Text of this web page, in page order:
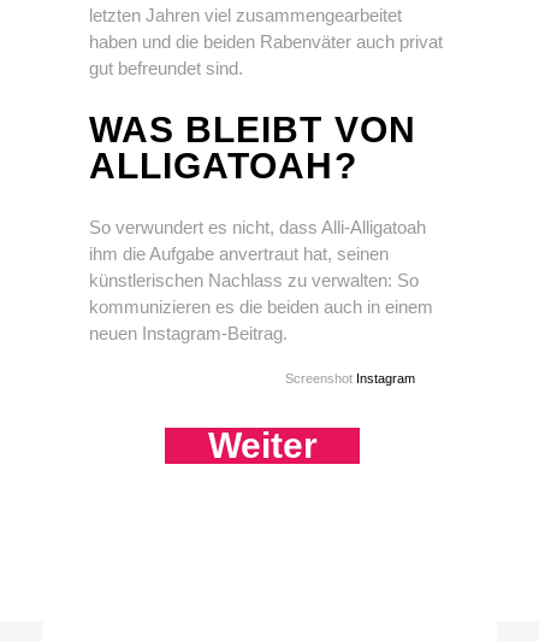
letzten Jahren viel zusammengearbeitet
haben und die beiden Rabenväter auch privat
gut befreundet sind.
WAS BLEIBT VON
ALLIGATOAH?
So verwundert es nicht, dass Alli-Alligatoah
ihm die Aufgabe anvertraut hat, seinen
künstlerischen Nachlass zu verwalten: So
kommunizieren es die beiden auch in einem
neuen Instagram-Beitrag.
Screenshot Instagram
Weiter